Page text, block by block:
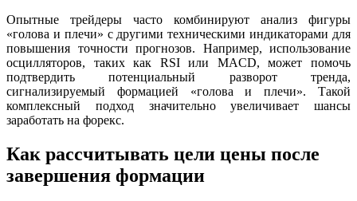
Опытные трейдеры часто комбинируют анализ фигуры
«голова и плечи» с другими техническими индикаторами для
повышения точности прогнозов. Например, использование
осцилляторов, таких как RSI или MACD, может помочь
подтвердить потенциальный разворот тренда,
сигнализируемый формацией «голова и плечи». Такой
комплексный подход значительно увеличивает шансы
заработать на форекс.
Как рассчитывать цели цены после
завершения формации